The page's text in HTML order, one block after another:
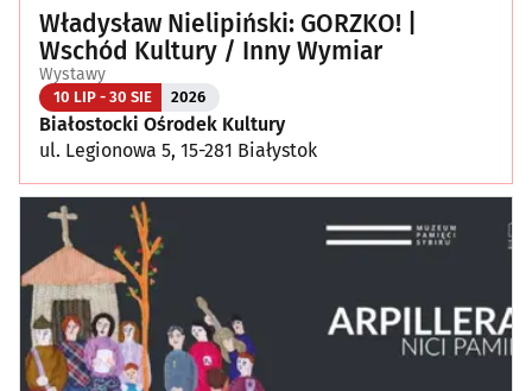
Władysław Nielipiński: GORZKO! |
Wschód Kultury / Inny Wymiar
Wystawy
10 LIP - 30 SIE 2026
Białostocki Ośrodek Kultury
ul. Legionowa 5, 15-281 Białystok